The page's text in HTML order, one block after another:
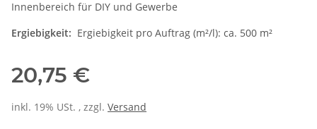
Innenbereich für DIY und Gewerbe
Ergiebigkeit: Ergiebigkeit pro Auftrag (m²/l): ca. 500 m²
20,75 €
inkl. 19% USt. , zzgl. Versand